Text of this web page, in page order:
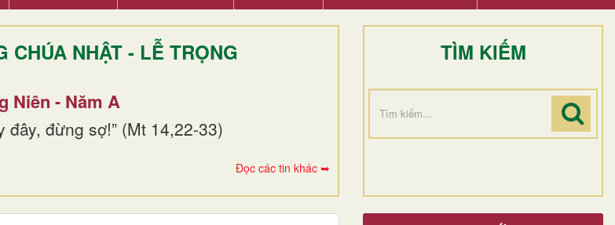
CHÚA NHẬT - LỄ TRỌNG
Niên - Năm A
đây, đừng sợ!” (Mt 14,22-33)
Đọc các tin khác ➥
TÌM KIẾM